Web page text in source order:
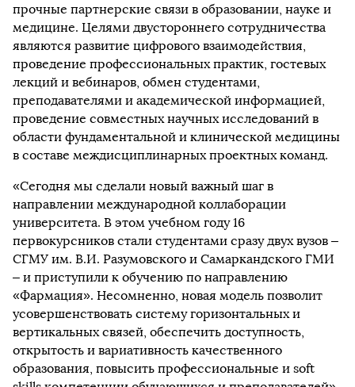
прочные партнерские связи в образовании, науке и
медицине. Целями двустороннего сотрудничества
являются развитие цифрового взаимодействия,
проведение профессиональных практик, гостевых
лекций и вебинаров, обмен студентами,
преподавателями и академической информацией,
проведение совместных научных исследований в
области фундаментальной и клинической медицины
в составе междисциплинарных проектных команд.
«Сегодня мы сделали новый важный шаг в
направлении международной коллаборации
университета. В этом учебном году 16
первокурсников стали студентами сразу двух вузов –
СГМУ им. В.И. Разумовского и Самаркандского ГМИ
– и приступили к обучению по направлению
«Фармация». Несомненно, новая модель позволит
усовершенствовать систему горизонтальных и
вертикальных связей, обеспечить доступность,
открытость и вариативность качественного
образования, повысить профессиональные и soft